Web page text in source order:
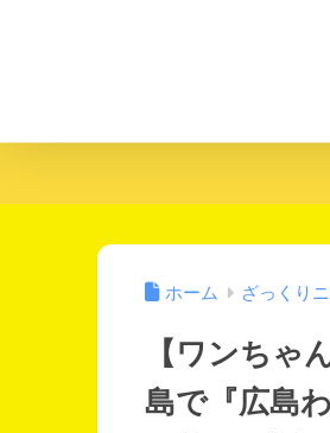
ホーム ざっくり
【ワンちゃ
島で『広島